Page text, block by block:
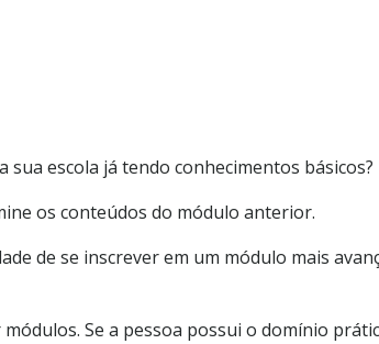
escola já tendo conhecimentos básicos?
os conteúdos do módulo anterior.
de se inscrever em um módulo mais
Se a pessoa possui o domínio